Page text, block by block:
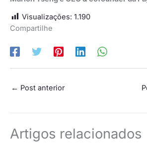
Visualizações: 1.190
Compartilhe
← Post anterior
Artigos relacionados